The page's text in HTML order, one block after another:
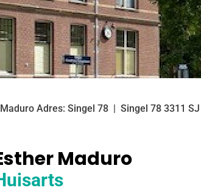
Adres: Singel 78 Singel 78 3311 SJ
Maduro